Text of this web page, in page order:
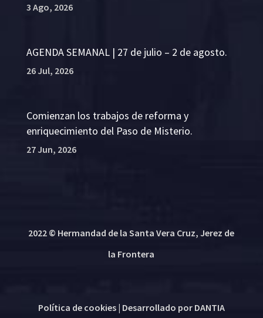
3 Ago, 2026
AGENDA SEMANAL | 27 de julio – 2 de agosto.
26 Jul, 2026
Comienzan los trabajos de reforma y
enriquecimiento del Paso de Misterio.
27 Jun, 2026
2022 © Hermandad de la Santa Vera Cruz, Jerez de
la Frontera
Política de cookies| Desarrollado por DANTIA